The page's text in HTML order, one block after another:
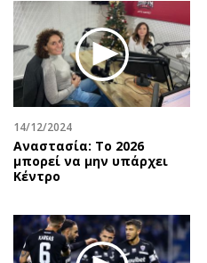
14/12/2024
Αναστασία: Το 2026
μπορεί να μην υπάρχει
Κέντρο